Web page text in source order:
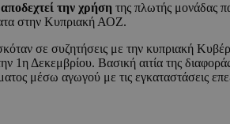
την χρήση της πλωτής μονάδας
στην Κυπριακή ΑΟΖ.
σε συζητήσεις με την κυπριακή
1η Δεκεμβρίου. Βασική αιτία της
μέσω αγωγού με τις εγκαταστάσεις